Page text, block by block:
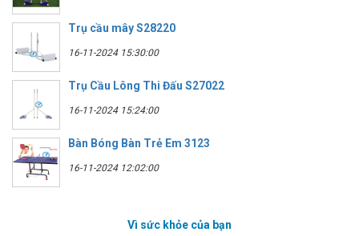
Trụ cầu mây S28220
16-11-2024 15:30:00
Trụ Cầu Lông Thi Đấu S27022
16-11-2024 15:24:00
Bàn Bóng Bàn Trẻ Em 3123
16-11-2024 12:02:00
Vì sức khỏe của bạn